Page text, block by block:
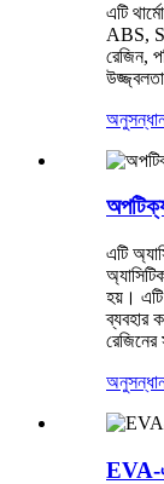
এটি
ABS,
রেজিন,
এটি
হয়। এটি
ব্যবহার
EVA-